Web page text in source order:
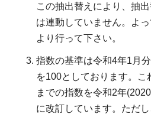
この抽出替えにより、抽
は連動していません。よ
より行って下さい。
指数の基準は令和4年1月
を100としております。
までの指数を令和2年
に改訂しています。ただ